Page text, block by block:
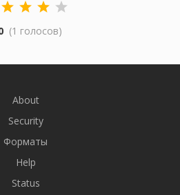
(1 голосов)
About
Security
Форматы
Help
Status